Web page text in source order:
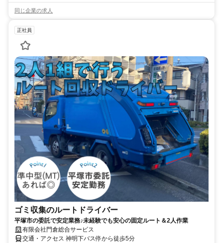
同じ企業の求人
正社員
ゴミ収集のルートドライバー
平塚市の委託で安定業務♪未経験でも安心の固定ルート＆2人作業
有限会社門倉総合サービス
交通・アクセス 神明下バス停から徒歩5分